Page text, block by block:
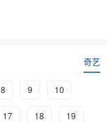
奇艺
8 9 10
17 18 19